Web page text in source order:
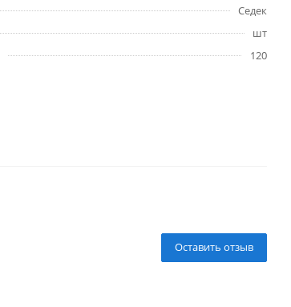
Седек
шт
120
Оставить отзыв